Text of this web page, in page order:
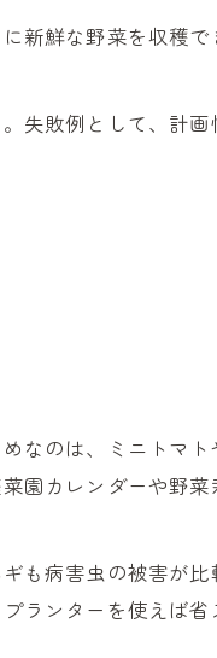
新鮮な野菜を収穫で
失敗例として、計
なのは、ミニトマ
園カレンダーや野菜
も病害虫の被害が
ランターを使えば省